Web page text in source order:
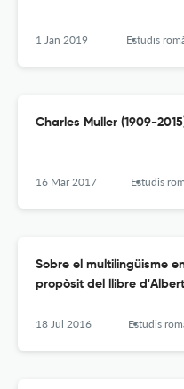
1 Jan 2019 Estudis
Charles Muller (1909-
16 Mar 2017 Estudis
Sobre el multilingüisme
propòsit del llibre
18 Jul 2016 Estudis